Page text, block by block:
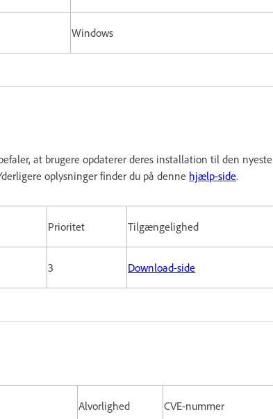
Windows
at brugere opdaterer deres installation til den nyeste
oplysninger finder du på denne hjælp-side.
Prioritet Tilgængelighed
3 Download-side
Alvorlighed CVE-nummer